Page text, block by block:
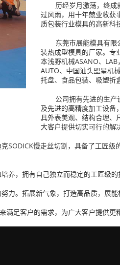
历经岁月激荡，终
过风雨，用十年兢业收获
质包装行业模具的高新科
东莞市展能模具有
装热成型模具的厂家。专
本浅野机械ASANO、
AUTO、中国汕头盟星机
托盘、食品包装、吸塑折
公司拥有先进的生
及先进的高精度加工设备
具外表美观、结构合理、
大客户提供切实可行的解
SODICK慢走丝切割，具备了工匠
养，拥有自己独立而稳定的工匠级的
力。拓展新气象，打造高品质，展能
足客户的需求，为广大客户提供更